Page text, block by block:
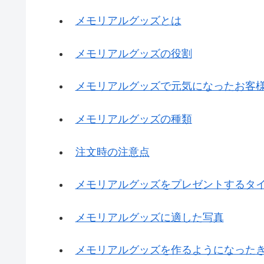
メモリアルグッズとは
メモリアルグッズの役割
メモリアルグッズで元気になったお客
メモリアルグッズの種類
注文時の注意点
メモリアルグッズをプレゼントするタ
メモリアルグッズに適した写真
メモリアルグッズを作るようになった